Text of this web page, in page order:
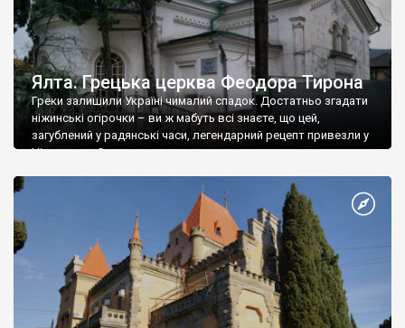
Ялта. Грецька церква Феодора Тирона
Греки залишили Україні чималий спадок. Достатньо згадати
ніжинські огірочки – ви ж мабуть всі знаєте, що цей,
загублений у радянські часи, легендарний рецепт привезли у
Ніжин греки?